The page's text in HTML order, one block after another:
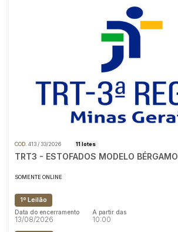
COD. 413 / 33/2026 11 lotes
TRT3 - ESTOFADOS MODELO BÉRGAMO
SOMENTE ONLINE
1º Leilão
Data do encerramento
13/08/2026
A partir das
10:00